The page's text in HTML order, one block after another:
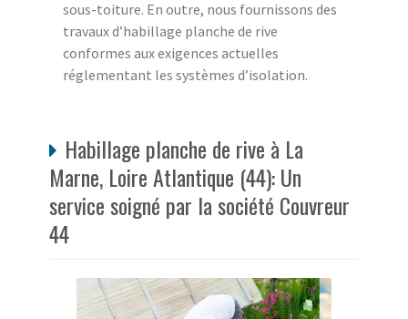
sous-toiture. En outre, nous fournissons des
travaux d’habillage planche de rive
conformes aux exigences actuelles
réglementant les systèmes d’isolation.
Habillage planche de rive à La
Marne, Loire Atlantique (44): Un
service soigné par la société Couvreur
44